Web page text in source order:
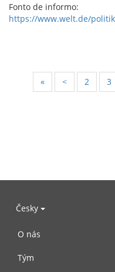
Fonto de informo:
https://www.welt.de/
« < 2 3
Česky
O nás
Tým